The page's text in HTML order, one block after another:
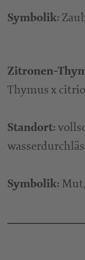
Symbolik:
Zitronen-
Thymus x
Standort:
Symbolik: